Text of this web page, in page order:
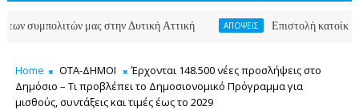
μας στην Δυτική Αττική ΑΠΟΨΕΙΣ Επιστολή κατοίκων των
Home ΟΤΑ-ΔΗΜΟΙ
Έρχονται 148.500 νέες προσλήψεις στο
Δημόσιο – Τι προβλέπει το Δημοσιονομικό Πρόγραμμα για
μισθούς, συντάξεις και τιμές έως το 2029